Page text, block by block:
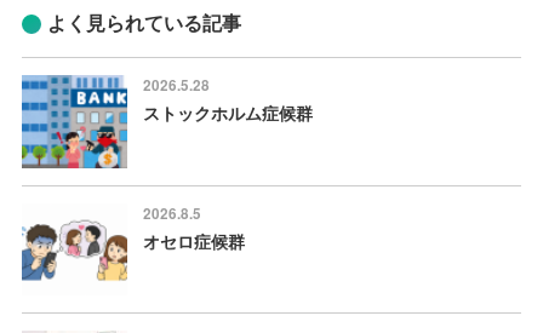
よく見られている記事
2026.5.28
ストックホルム症候群
2026.8.5
オセロ症候群